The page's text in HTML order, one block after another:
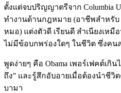
ตั้งแต่จบปริญญาตรีจาก Columbia
ทำงานด้านกฎหมาย (อาชีพสำหรับ
หมอ) แต่งตัวดี เรียนดี สำเนียงเห
ไม่มีข้อบกพร่องใดๆ ในชีวิต ซึ่งคน
พูดง่ายๆ คือ Obama เพอร์เฟคต์เกิ
ถึง” และรู้สึกอับอายเมื่อต้องนำชีวิต
บามา